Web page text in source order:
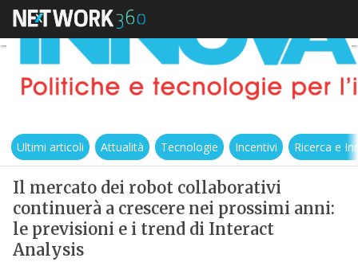
Ultimi articoli Attualità Tecnologie Incentivi Ricerca e
Il mercato dei robot collaborativi
continuerà a crescere nei prossimi anni:
le previsioni e i trend di Interact
Analysis